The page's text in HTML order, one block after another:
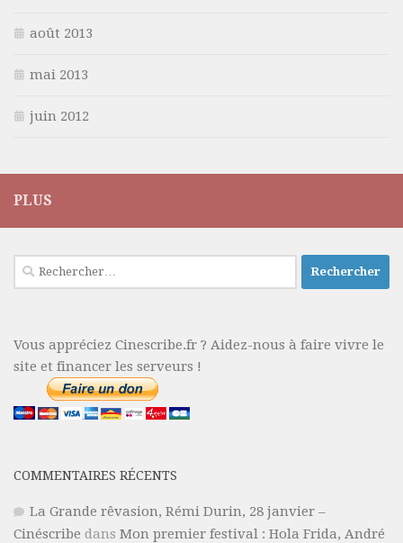
août 2013
mai 2013
juin 2012
PLUS
Rechercher :
Vous appréciez Cinescribe.fr ? Aidez-nous à faire vivre le
site et financer les serveurs !
COMMENTAIRES RÉCENTS
La Grande rêvasion, Rémi Durin, 28 janvier –
Cinéscribe dans Mon premier festival : Hola Frida, André